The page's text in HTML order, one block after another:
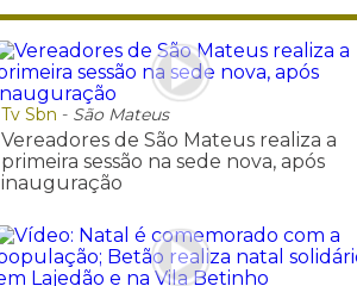
Tv Sbn - São Mateus
Vereadores de São Mateus realiza a
primeira sessão na sede nova, após
inauguração